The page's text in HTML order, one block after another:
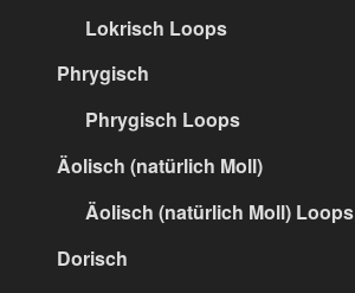
Lokrisch Loops
Phrygisch
Phrygisch Loops
Äolisch (natürlich Moll)
Äolisch (natürlich Moll) Loops
Dorisch